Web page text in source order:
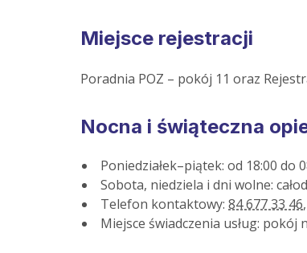
Miejsce rejestracji
Poradnia POZ – pokój 11 oraz
Nocna i świąteczna
Poniedziałek–piątek: od 18:00 do
Sobota, niedziela i dni wolne:
Telefon kontaktowy: 84 677 33 46,
Miejsce świadczenia usług: pokój